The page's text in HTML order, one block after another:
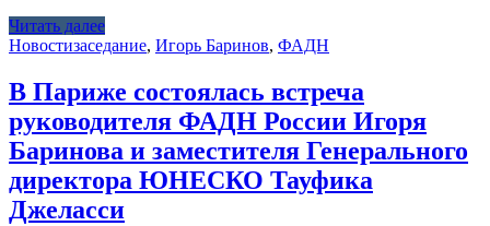
Читать далее
Новостизаседание, Игорь Баринов, ФАДН
В Париже состоялась встреча
руководителя ФАДН России Игоря
Баринова и заместителя Генерального
директора ЮНЕСКО Тауфика
Джеласси